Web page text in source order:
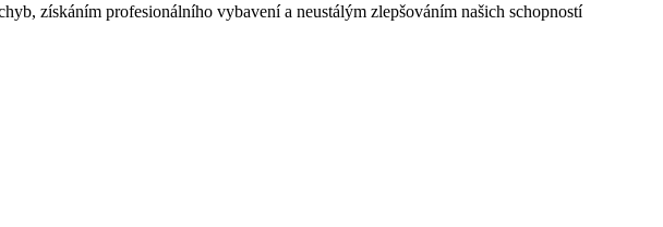
získáním profesionálního vybavení a neustálým zlepšováním našich schopností